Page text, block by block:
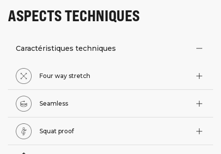
ASPECTS TECHNIQUES
Caractéristiques techniques
Four way stretch
Seamless
Squat proof